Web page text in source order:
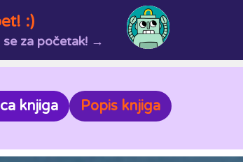
:)
se za početak! →
knjiga Popis knjiga